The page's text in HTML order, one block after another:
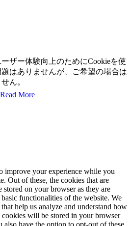
ザー体験向上のためにCookieを使
はありませんが、ご希望の場合は
ん。
Read More
improve your experience while you
Out of these, the cookies that are
stored on your browser as they are
functionalities of the website. We
help us analyze and understand how
cookies will be stored in your browser
have the option to opt-out of these